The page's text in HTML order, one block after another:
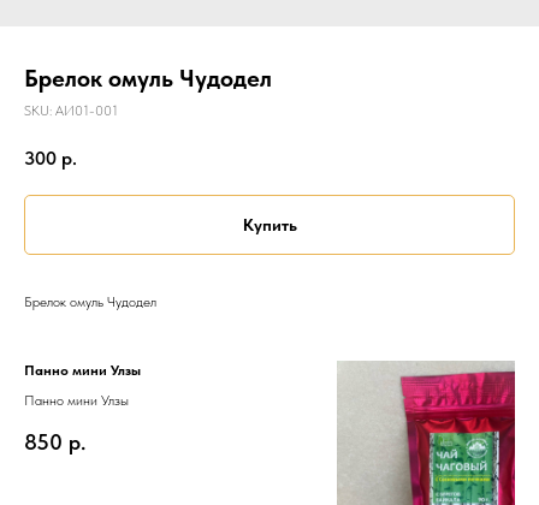
Брелок омуль Чудодел
SKU: АИ01-001
300 р.
Купить
Брелок омуль Чудодел
Панно мини Улзы
Панно мини Улзы
850 р.